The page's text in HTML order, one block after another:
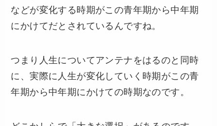
などが変化する時期がこの青年期から中年期
にかけてだとされているんですね。
つまり人生についてアンテナをはるのと同時
に、実際に人生が変化していく時期がこの青
年期から中年期にかけての時期なのです。